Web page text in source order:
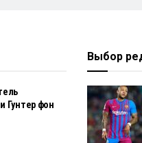
Гунтер фон
Выбор